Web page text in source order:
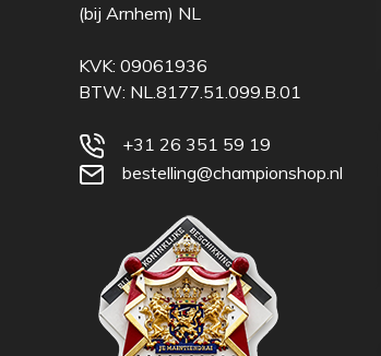
(bij Arnhem) NL
KVK: 09061936
BTW: NL.8177.51.099.B.01
+31 26 351 59 19
bestelling@championshop.nl